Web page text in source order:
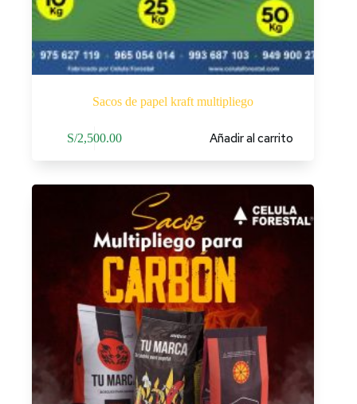
Sacos de papel kraft multipliego
S/2,500.00 Añadir al carrito